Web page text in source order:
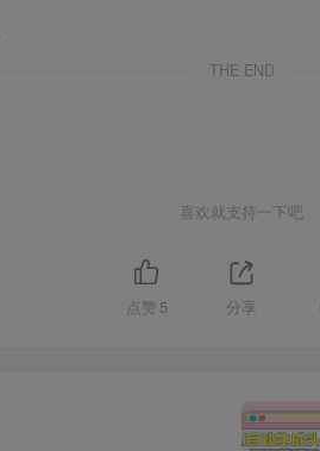
THE END
喜欢就支持一下吧
点赞 5 分享